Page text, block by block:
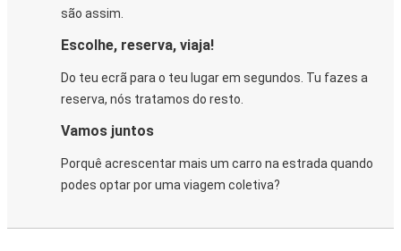
são assim.
Escolhe, reserva, viaja!
Do teu ecrã para o teu lugar em segundos. Tu fazes a
reserva, nós tratamos do resto.
Vamos juntos
Porquê acrescentar mais um carro na estrada quando
podes optar por uma viagem coletiva?